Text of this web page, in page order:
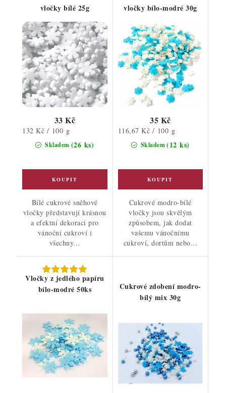
vločky bílé 25g
Skladem (26 ks)
33 Kč
Měrná
cena:
132 Kč / 100 g
Bílé cukrové sněhové
vločky představují krásnou
a efektní dekoraci pro
vánoční cukroví i
všechny...
vločky bílo-modré 30g
Skladem(12 ks)
35 Kč
Měrná
cena:
116,67 Kč / 100 g
Cukrové modro-bílé
vločky jsou skvělým
způsobem, jak dodat
vašemu vánočnímu
cukroví, dortům nebo...
Vločky z jedlého papíru
bílo-modré 50ks
Cukrové zdobení modro-
bílý mix 30g